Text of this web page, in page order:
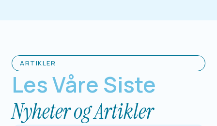
ARTIKLER
Les Våre Siste
Nyheter og Artikler